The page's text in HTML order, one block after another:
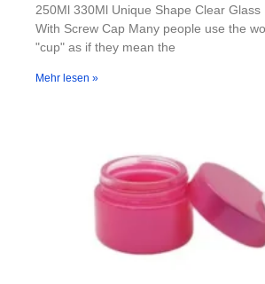
250Ml 330Ml Unique Shape Clear Glass
With Screw Cap Many people use the
"cup" as if they mean the
Mehr lesen »